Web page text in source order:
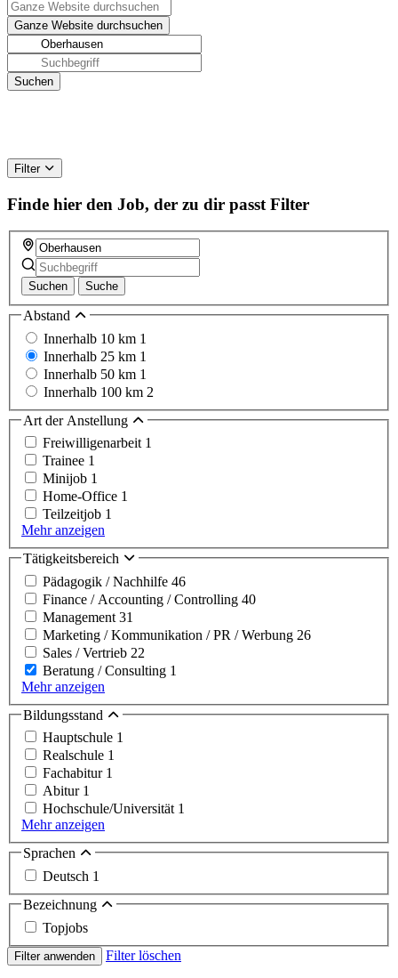
Filter
Finde hier den Job, der zu dir passt Filter
Suchen Suche
Abstand
Innerhalb 10 km 1
Innerhalb 25 km 1
Innerhalb 50 km 1
Innerhalb 100 km 2
Art der Anstellung
Freiwilligenarbeit 1
Trainee 1
Minijob 1
Home-Office 1
Teilzeitjob 1
Mehr anzeigen
Tätigkeitsbereich
Pädagogik / Nachhilfe 46
Finance / Accounting / Controlling 40
Management 31
Marketing / Kommunikation / PR / Werbung 26
Sales / Vertrieb 22
Beratung / Consulting 1
Mehr anzeigen
Bildungsstand
Hauptschule 1
Realschule 1
Fachabitur 1
Abitur 1
Hochschule/Universität 1
Mehr anzeigen
Sprachen
Deutsch 1
Bezeichnung
Topjobs
Filter anwenden Filter löschen